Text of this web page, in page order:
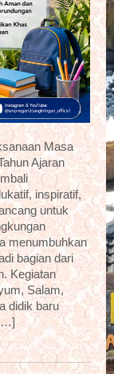
Masa
Ajaran
inspiratif,
untuk
menumbuhkan
bagian dari
Kegiatan
Salam,
didik baru